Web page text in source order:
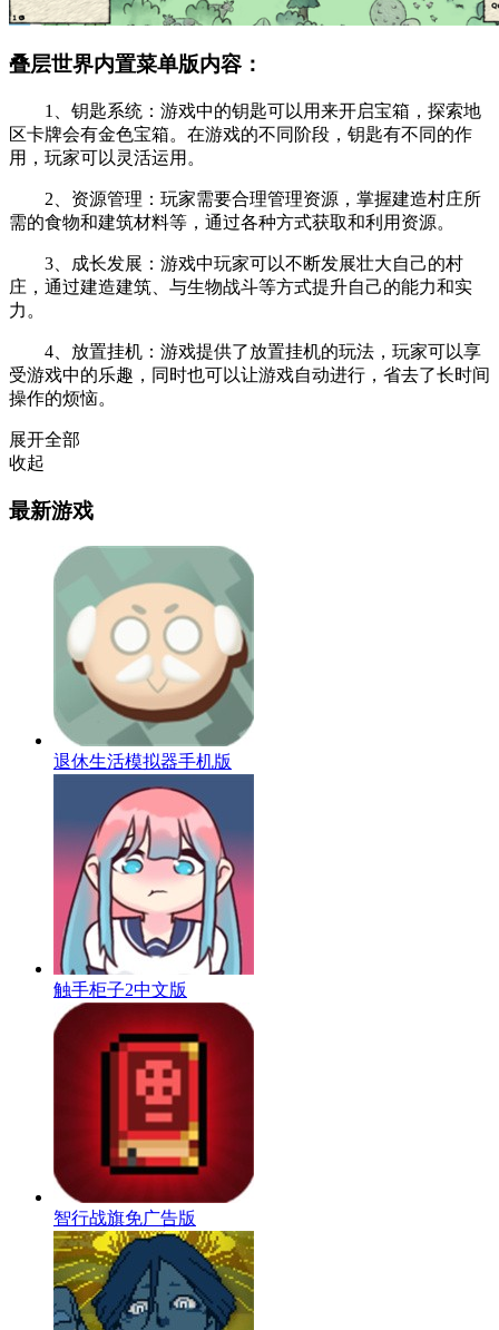
叠层世界内置菜单版内容：
1、钥匙系统：游戏中的钥匙可以用来开启宝箱，探索地
区卡牌会有金色宝箱。在游戏的不同阶段，钥匙有不同的作
用，玩家可以灵活运用。
2、资源管理：玩家需要合理管理资源，掌握建造村庄所
需的食物和建筑材料等，通过各种方式获取和利用资源。
3、成长发展：游戏中玩家可以不断发展壮大自己的村
庄，通过建造建筑、与生物战斗等方式提升自己的能力和实
力。
4、放置挂机：游戏提供了放置挂机的玩法，玩家可以享
受游戏中的乐趣，同时也可以让游戏自动进行，省去了长时间
操作的烦恼。
展开全部
收起
最新游戏
退休生活模拟器手机版
触手柜子2中文版
智行战旗免广告版